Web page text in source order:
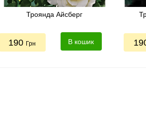
Троянда Айсберг
190 Грн В кошик